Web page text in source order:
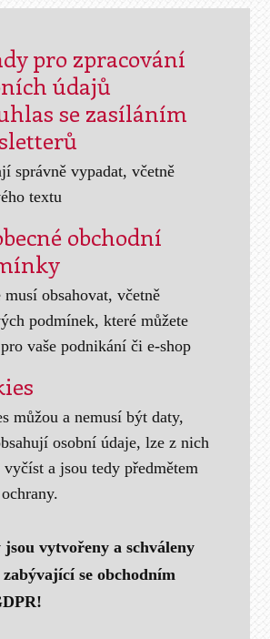
pro zpracování
údajů
se zasíláním
správně vypadat, včetně
textu
obchodní
musí obsahovat, včetně
podmínek, které můžete
vaše podnikání či e-shop
můžou a nemusí být daty,
osobní údaje, lze z nich
vyčíst a jsou tedy předmětem
vytvořeny a schváleny
se obchodním